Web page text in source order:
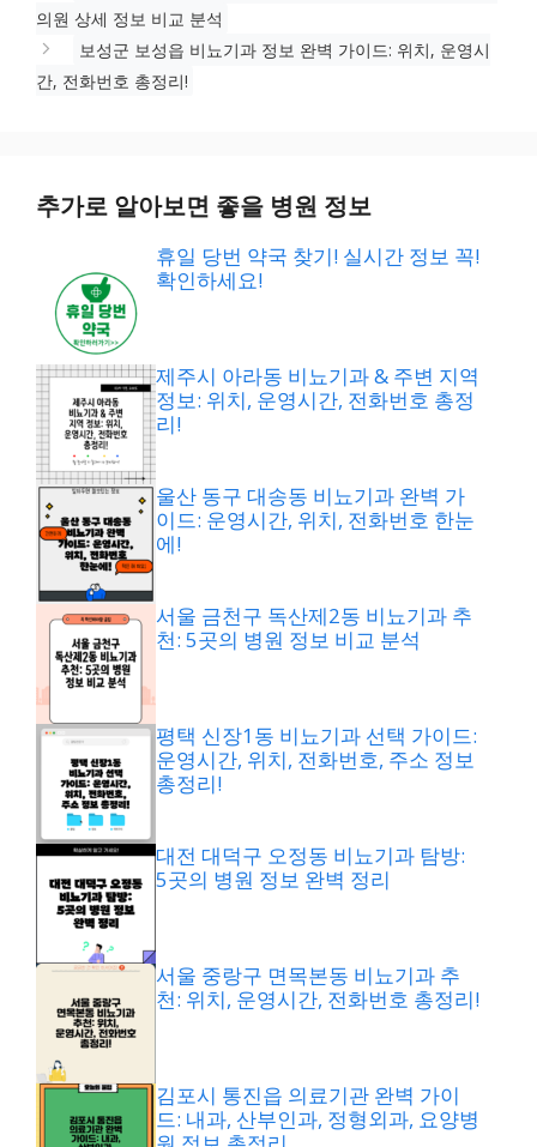
의원 상세 정보 비교 분석
보성군 보성읍 비뇨기과 정보 완벽 가이드: 위치, 운영시
간, 전화번호 총정리!
추가로 알아보면 좋을 병원 정보
휴일 당번 약국 찾기! 실시간 정보 꼭!
확인하세요!
제주시 아라동 비뇨기과 & 주변 지역
정보: 위치, 운영시간, 전화번호 총정
리!
울산 동구 대송동 비뇨기과 완벽 가
이드: 운영시간, 위치, 전화번호 한눈
에!
서울 금천구 독산제2동 비뇨기과 추
천: 5곳의 병원 정보 비교 분석
평택 신장1동 비뇨기과 선택 가이드:
운영시간, 위치, 전화번호, 주소 정보
총정리!
대전 대덕구 오정동 비뇨기과 탐방:
5곳의 병원 정보 완벽 정리
서울 중랑구 면목본동 비뇨기과 추
천: 위치, 운영시간, 전화번호 총정리!
김포시 통진읍 의료기관 완벽 가이
드: 내과, 산부인과, 정형외과, 요양병